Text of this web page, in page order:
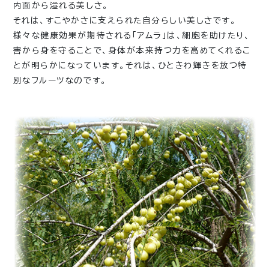
内面から溢れる美しさ。
それは、すこやかさに支えられた自分らしい美しさです。
様々な健康効果が期待される「アムラ」は、細胞を助けたり、
害から身を守ることで、身体が本来持つ力を高めてくれるこ
とが明らかになっています。それは、ひときわ輝きを放つ特
別なフルーツなのです。